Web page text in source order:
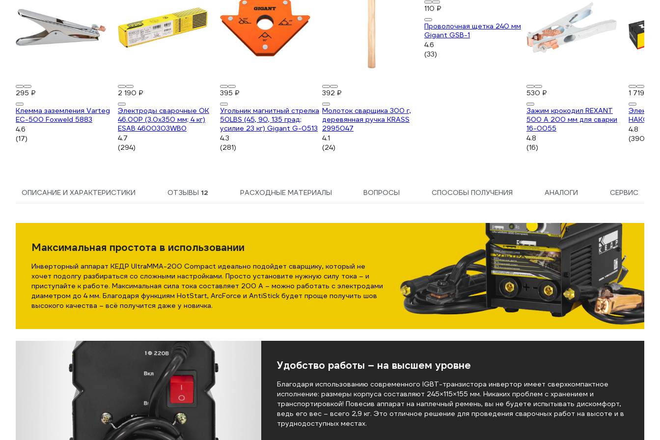
295 ₽
Клемма заземления Varteg
EC-500 Foxweld 5883
4.6
(17)
2 190 ₽
Электроды сварочные OK
46.00P (3.0х350 мм; 4 кг)
ESAB 4600303WB0
4.7
(294)
395 ₽
Угольник магнитный стрелка
50LBS (45, 90, 135 град;
усилие 23 кг) Gigant G-0513
4.3
(281)
392 ₽
Молоток сварщика 300 г,
деревянная ручка KRASS
2995047
4.1
(24)
110 ₽
Проволочная щетка 240 мм
Gigant GSB-1
4.6
(33)
530 ₽
Зажим крокодил REXANT
500 А 200 мм для сварки
16-0055
4.8
(16)
1 719 ₽
НАКС)
4.8
(390)
ОПИСАНИЕ И ХАРАКТЕРИСТИКИ ОТЗЫВЫ 12 РАСХОДНЫЕ МАТЕРИАЛЫ ВОПРОСЫ СПОСОБЫ ПОЛУЧЕНИЯ АНАЛОГИ СЕРВИС
Максимальная простота в использовании
Инверторный аппарат КЕДР UltraMMA-200 Compact идеально подойдет сварщику, который не
хочет подолгу разбираться со сложными настройками. Просто установите нужную силу тока – и
приступайте к работе. Максимальная сила тока составляет 200 А – можно работать с электродами
диаметром до 4 мм. Благодаря функциям HotStart, ArcForce и AntiStick будет проще получить шов
высокого качества – всё получится даже у новичка.
Удобство работы – на высшем уровне
Благодаря использованию современного IGBT-транзистора инвертор имеет сверхкомпактное
исполнение: размеры корпуса составляют 245×115×155 мм. Никаких проблем с хранением и
транспортировкой! Повесив аппарат на наплечный ремень, вы не будете испытывать дискомфорт,
ведь его вес – всего 2,9 кг. Это отличное решение для проведения сварочных работ на высоте и в
труднодоступных местах.